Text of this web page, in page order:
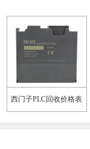
西门子PLC回收价格表